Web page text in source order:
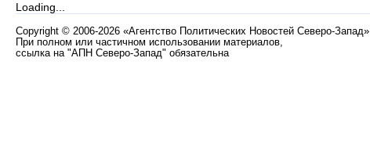
Loading...
Copyright © 2006-2026 «Агентство Политических Новостей Северо-Запад»
При полном или частичном использовании материалов,
ссылка на "АПН Северо-Запад" обязательна